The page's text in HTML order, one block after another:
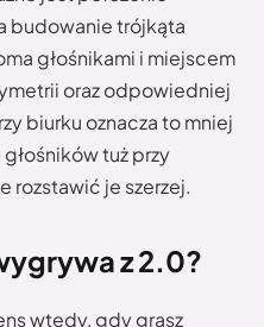
budowanie trójkąta
głośnikami i miejscem
oraz odpowiedniej
biurku oznacza to mniej
tuż przy
rozstawić je szerzej.
z 2.0?
wtedy, gdy grasz